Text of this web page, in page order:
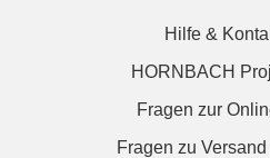
Hilfe &
HORNBACH
Fragen zur
Fragen zu